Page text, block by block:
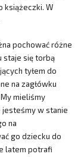
książeczki. W
pochować różne
staje się torbą
tyłem do
na zagłówku
mieliśmy
jesteśmy w stanie
na
go dziecku do
latem potrafi